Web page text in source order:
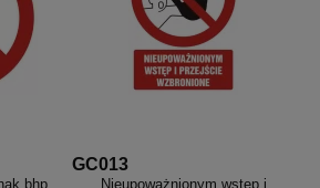
bhp
GC013
Nieupoważnionym wstęp i